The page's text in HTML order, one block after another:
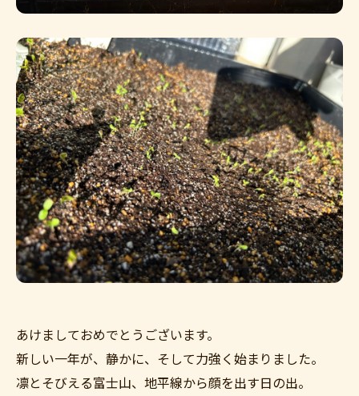
あけましておめでとうございます。
新しい一年が、静かに、そして力強く始まりました。
凛とそびえる富士山、地平線から顔を出す日の出。